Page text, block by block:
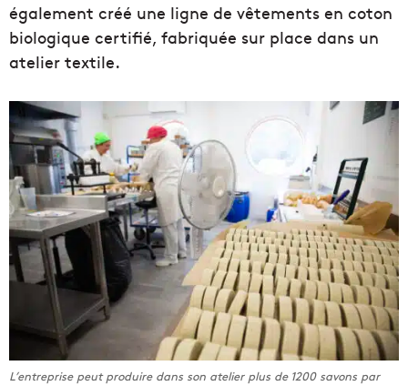
également créé une ligne de vêtements en coton
biologique certifié, fabriquée sur place dans un
atelier textile.
L’entreprise peut produire dans son atelier plus de 1200 savons par